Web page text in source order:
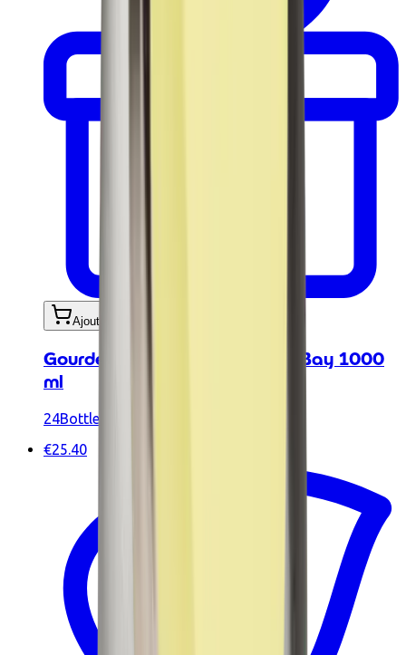
Ajouter au panier
Gourde - Urban Bottle Atlantic Bay 1000
ml
24Bottles
€25.40